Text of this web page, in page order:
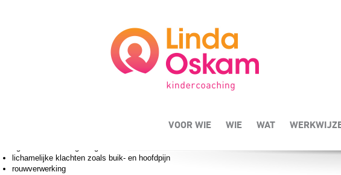
VOOR WIE WIE WAT
De reden om een kind aan te melden voor kindercoaching varieert. U ziet dat uw kind om wat
precies omschrijven wat er is, maar je ziet dat je kind ergens last van heeft. Sommige kinderen
schoolsituatie aan en beschermen op deze manier een onderliggend gevoel. Over het
lichamelijke klachten zoals buik- en hoofdpijn
rouwverwerking